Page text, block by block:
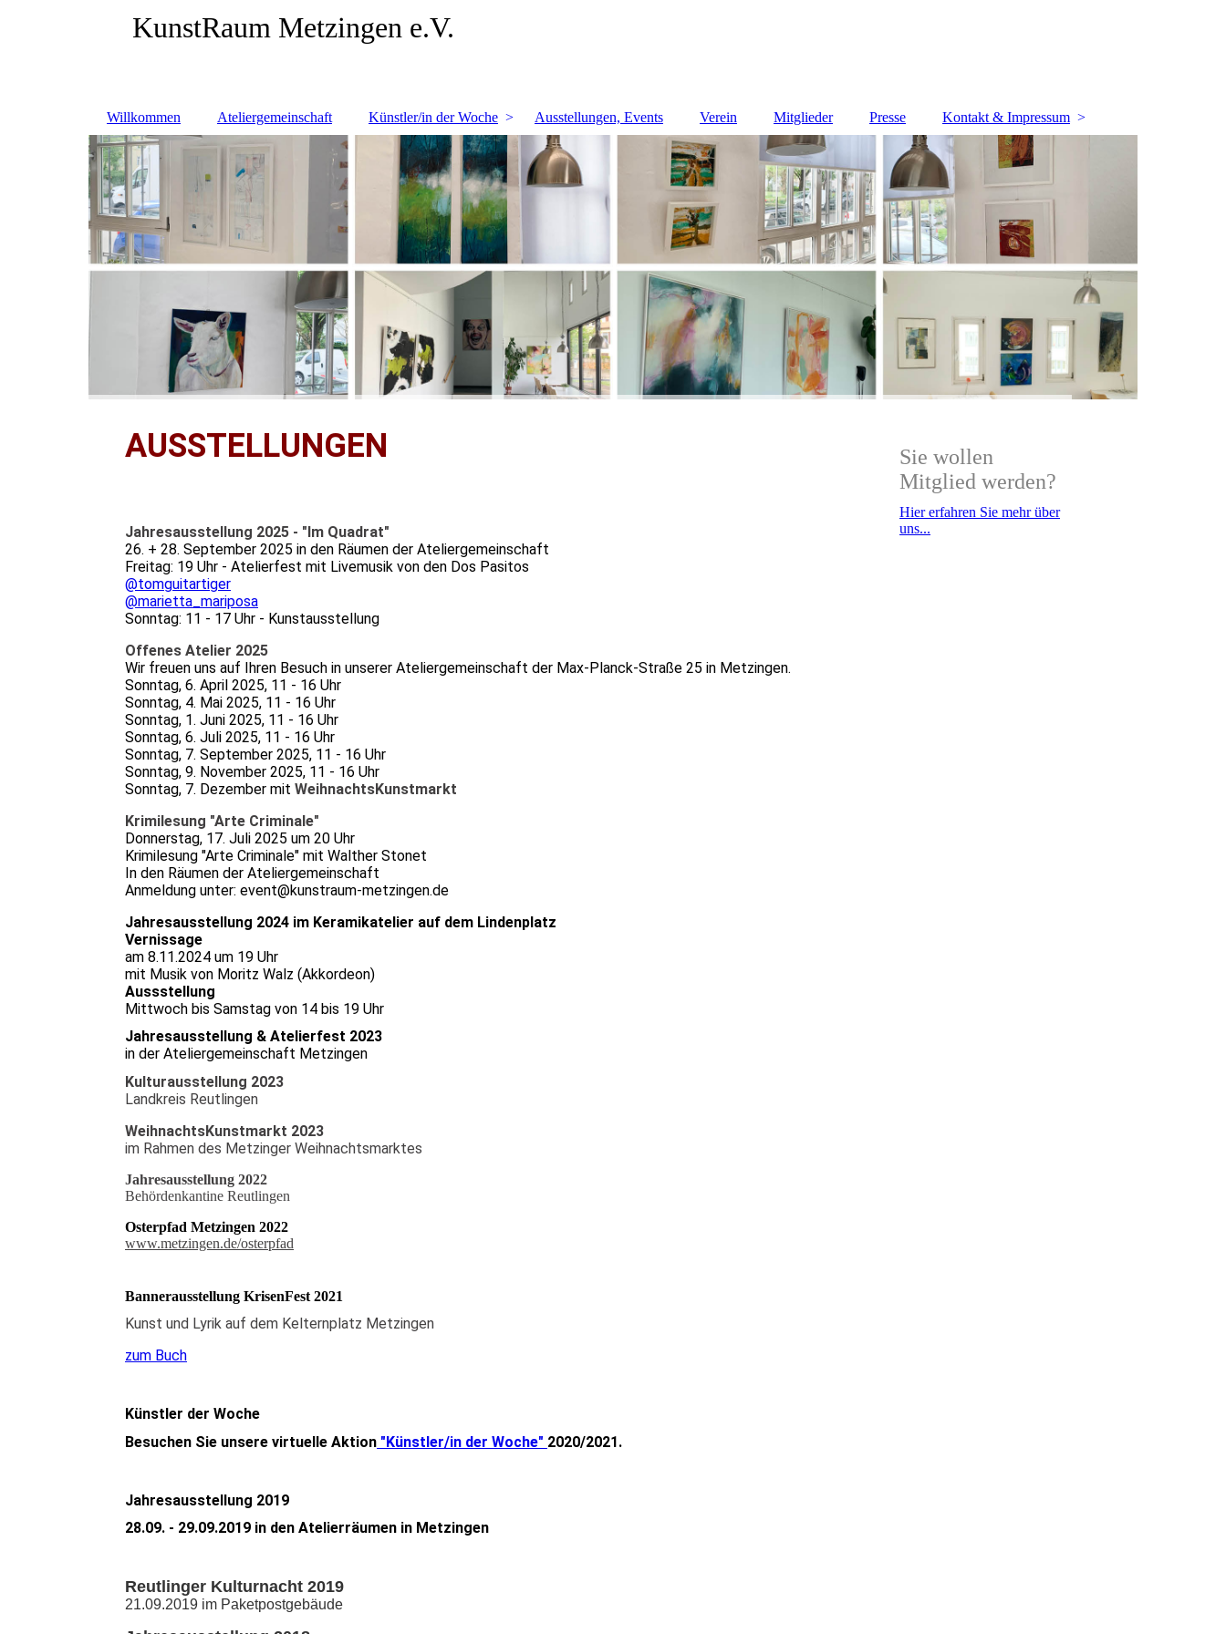
KunstRaum Metzingen e.V.
Willkommen Ateliergemeinschaft Künstler/in der Woche Ausstellungen, Events Verein Mitglieder Presse Kontakt & Impressum
AUSSTELLUNGEN
Jahresausstellung 2025 - "Im Quadrat"
26. + 28. September 2025 in den Räumen der Ateliergemeinschaft
Freitag: 19 Uhr - Atelierfest mit Livemusik von den Dos Pasitos
@tomguitartiger
@marietta_mariposa
Sonntag: 11 - 17 Uhr - Kunstausstellung
Offenes Atelier 2025
Wir freuen uns auf Ihren Besuch in unserer Ateliergemeinschaft der Max-Planck-Straße 25 in Metzingen.
Sonntag, 6. April 2025, 11 - 16 Uhr
Sonntag, 4. Mai 2025, 11 - 16 Uhr
Sonntag, 1. Juni 2025, 11 - 16 Uhr
Sonntag, 6. Juli 2025, 11 - 16 Uhr
Sonntag, 7. September 2025, 11 - 16 Uhr
Sonntag, 9. November 2025, 11 - 16 Uhr
Sonntag, 7. Dezember mit WeihnachtsKunstmarkt
Krimilesung "Arte Criminale"
Donnerstag, 17. Juli 2025 um 20 Uhr
Krimilesung "Arte Criminale" mit Walther Stonet
In den Räumen der Ateliergemeinschaft
Anmeldung unter: event@kunstraum-metzingen.de
Jahresausstellung 2024 im Keramikatelier auf dem Lindenplatz
Vernissage
am 8.11.2024 um 19 Uhr
mit Musik von Moritz Walz (Akkordeon)
Aussstellung
Mittwoch bis Samstag von 14 bis 19 Uhr
Jahresausstellung & Atelierfest 2023
in der Ateliergemeinschaft Metzingen
Kulturausstellung 2023
Landkreis Reutlingen
WeihnachtsKunstmarkt 2023
im Rahmen des Metzinger Weihnachtsmarktes
Jahresausstellung 2022
Behördenkantine Reutlingen
Osterpfad Metzingen 2022
www.metzingen.de/osterpfad
Bannerausstellung KrisenFest 2021
Kunst und Lyrik auf dem Kelternplatz Metzingen
zum Buch
Künstler der Woche
Besuchen Sie unsere virtuelle Aktion "Künstler/in der Woche" 2020/2021.
Jahresausstellung 2019
28.09. - 29.09.2019 in den Atelierräumen in Metzingen
Reutlinger Kulturnacht 2019
21.09.2019 im Paketpostgebäude
Sie wollen
Mitglied werden?
Hier erfahren Sie mehr über
uns...